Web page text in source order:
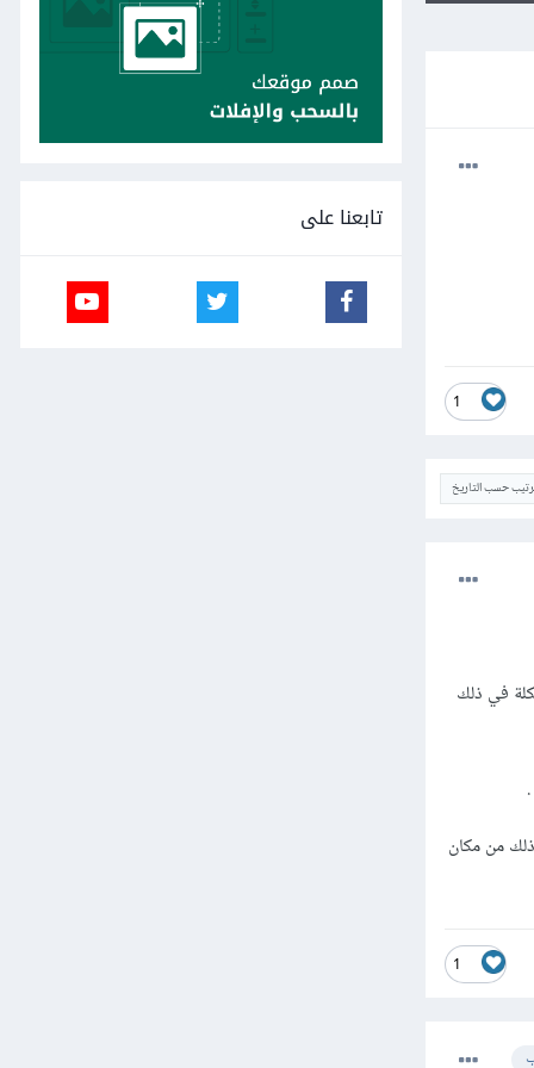
1
حسب التاريخ
في ذلك
من مكان
1
تابعنا على